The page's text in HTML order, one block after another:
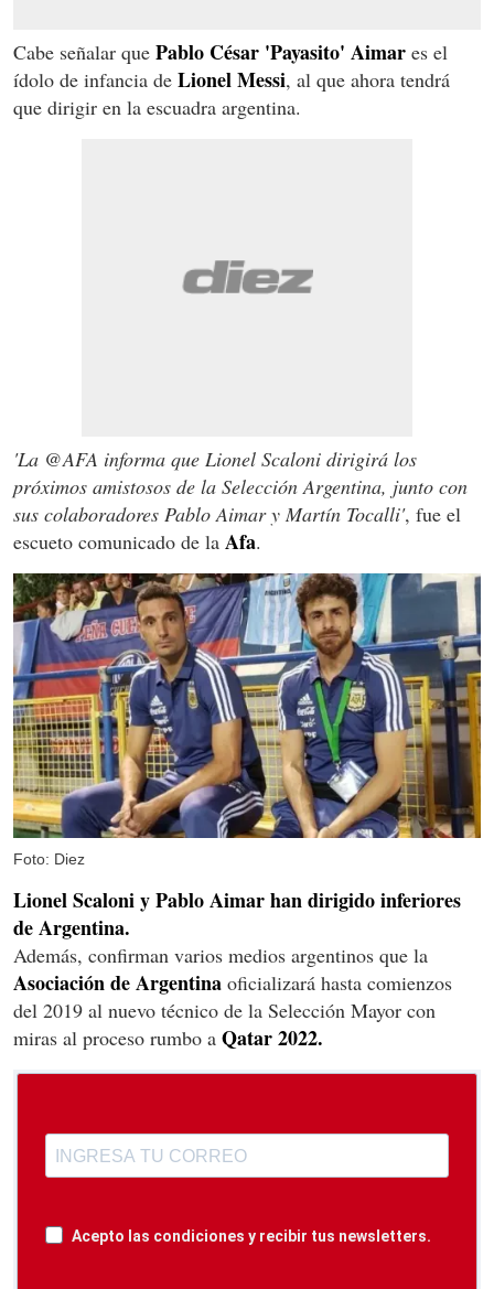
Cabe señalar que Pablo César 'Payasito' Aimar es el
ídolo de infancia de Lionel Messi, al que ahora tendrá
que dirigir en la escuadra argentina.
'La @AFA informa que Lionel Scaloni dirigirá los
próximos amistosos de la Selección Argentina, junto con
sus colaboradores Pablo Aimar y Martín Tocalli', fue el
escueto comunicado de la Afa.
Foto: Diez
Lionel Scaloni y Pablo Aimar han dirigido inferiores
de Argentina.
Además, confirman varios medios argentinos que la
Asociación de Argentina oficializará hasta comienzos
del 2019 al nuevo técnico de la Selección Mayor con
miras al proceso rumbo a Qatar 2022.
Acepto las condiciones y recibir tus newsletters.